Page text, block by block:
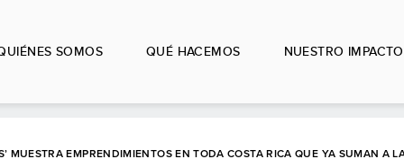
SOMOS QUÉ HACEMOS NUESTRO IMPACTO
MUESTRA EMPRENDIMIENTOS EN TODA COSTA RICA QUE YA SUMAN A